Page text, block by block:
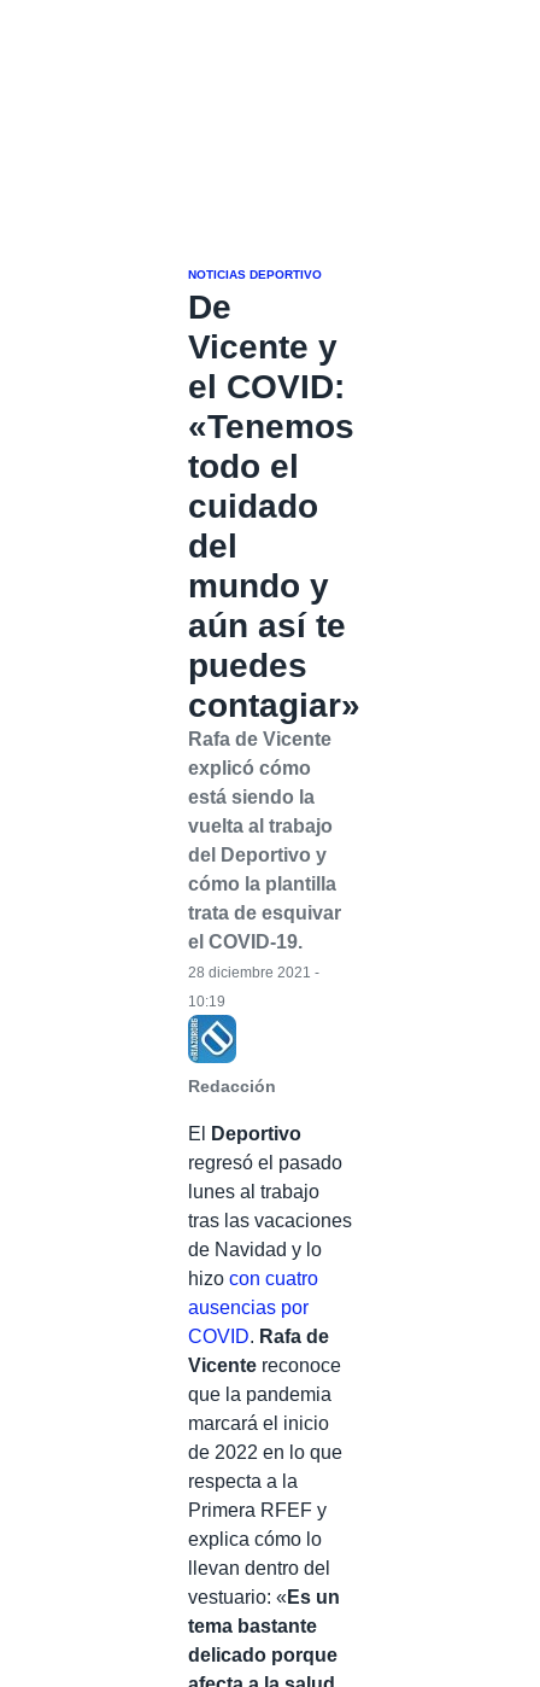
NOTICIAS DEPORTIVO
De
Vicente y
el COVID:
«Tenemos
todo el
cuidado
del
mundo y
aún así te
puedes
contagiar»
Rafa de Vicente
explicó cómo
está siendo la
vuelta al trabajo
del Deportivo y
cómo la plantilla
trata de esquivar
el COVID-19.
Redacción
28 diciembre 2021 -
10:19
El
Deportivo
regresó el pasado
lunes al trabajo
tras las vacaciones
de Navidad y lo
hizo con cuatro
ausencias por
COVID. Rafa de
Vicente reconoce
que la pandemia
marcará el inicio
de 2022 en lo que
respecta a la
Primera RFEF y
explica cómo lo
llevan dentro del
vestuario: « Es un
tema bastante
delicado porque